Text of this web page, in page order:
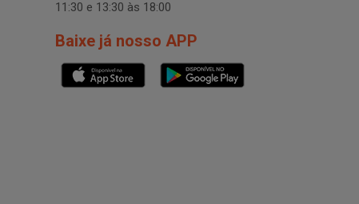
11:30 e 13:30 às 18:00
Baixe já nosso APP